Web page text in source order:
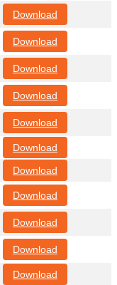
Download
Download
Download
Download
Download
Download
Download
Download
Download
Download
Download